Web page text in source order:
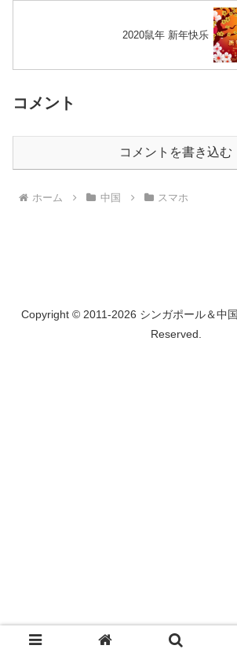
2020鼠年 新年快乐
コメント
コメントを書き込む
ホーム 中国 スマホ
Copyright © 2011-2026 シンガポール＆中
Reserved.